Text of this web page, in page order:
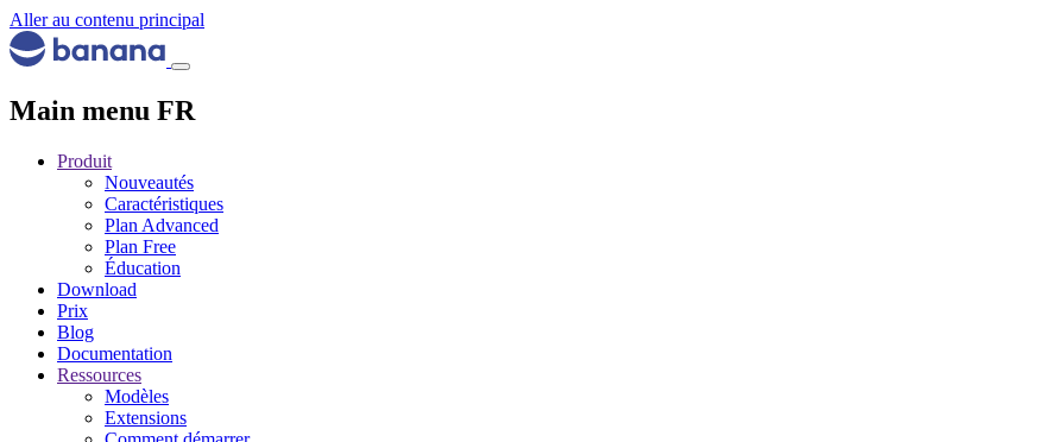
Aller au contenu principal
Main menu FR
Produit
Nouveautés
Caractéristiques
Plan Advanced
Plan Free
Éducation
Download
Prix
Blog
Documentation
Ressources
Modèles
Extensions